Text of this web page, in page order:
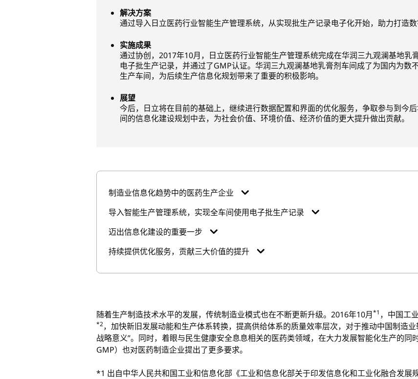
解决方案
通过导入日立医药行业智能生产管理系统，从实现批生产记录电子化开始，助力打造数
实施成果
通过协创，2017年10月，日立医药行业智能生产管理系统完成在华润三九观澜基地乳
电子批生产记录，并通过了GMP认证。华润三九观澜基地乳膏剂车间成了为国内为数
生产车间，为后续生产信息化规划带来了重要的积极影响。
展望
今后，日立将在目前的基础上，继续进行数据配置和界面的优化服务，争取参与到今
间的信息化建设规划中去，为社会价值、环境价值、经济价值的更大提升做出贡献。
制造业信息化趋势中的医药生产企业
导入智能生产管理系统，实现全车间使用电子批生产记录
迈出信息化建设的重要一步
持续提供优化服务，贡献三大价值的提升
随着生产制造技术水平的发展，传统制造业模式也在不断更新升级。2016年10月*1 ，中国工
*2，加快新旧发展动能和生产体系转换，提高供给体系的质量效率层次，对于推动中国制造
战略意义”。同时，着眼与民生健康安全息息相关的医药类领域，在大力发展智能化生产的同
GMP）也对医药制造企业提出了更多要求。
*1 出自中华人民共和国工业和信息化部《工业和信息化部关于印发信息化和工业化融合发展